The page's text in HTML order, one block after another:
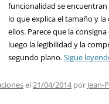
funcionalidad se
lo que explica el tamaño y
ellos. Parece que la
luego la legibilidad y la
segundo plano.Sigue
el21/04/2014por Jean-